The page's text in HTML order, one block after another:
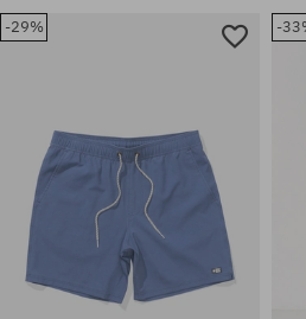
Dostępne rozmiary:
-29% -